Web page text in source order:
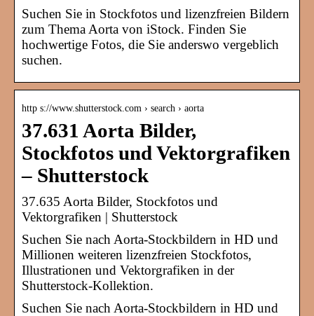
Suchen Sie in Stockfotos und lizenzfreien Bildern
zum Thema Aorta von iStock. Finden Sie
hochwertige Fotos, die Sie anderswo vergeblich
suchen.
http s://www.shutterstock.com › search › aorta
37.631 Aorta Bilder,
Stockfotos und Vektorgrafiken
– Shutterstock
37.635 Aorta Bilder, Stockfotos und
Vektorgrafiken | Shutterstock
Suchen Sie nach Aorta-Stockbildern in HD und
Millionen weiteren lizenzfreien Stockfotos,
Illustrationen und Vektorgrafiken in der
Shutterstock-Kollektion.
Suchen Sie nach Aorta-Stockbildern in HD und